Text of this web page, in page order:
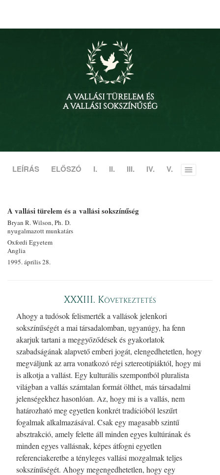
A VALLÁSI TÜRELEM ÉS
A VALLÁSI SOKSZÍNŰSÉG
LEÍRÁS ELŐSZÓ I. II. III. IV. V. Toggle
A vallási türelem és a vallási sokszínűség
Bryan R. Wilson, Ph. D.
nyugalmazott munkatárs
Oxfordi Egyetem
Anglia
1995. április 28.
XXXIII. Következtetés
Ahogy a tudósok felismerték a vallások jelenkori
sokszínűségét a mai társadalomban, ugyanúgy, ha fenn
akarjuk tartani a meggyőződések és gyakorlatok
szabadságának alapvető emberi jogát, elengedhetetlen, hogy
megváljunk az arra vonatkozó régi sztereotípiáktól, hogy mi
is alkotja a vallást. Egy kulturális szempontból pluralista
világban a vallás számtalan formát ölthet, más társadalmi
jelenségekhez hasonlóan. Az, hogy mi is a vallás, nem
határozható meg egyetlen konkrét tradícióból leszűrt
fogalmak alkalmazásával. Csak egy magasabb szintű
absztrakció, amely felette áll minden egyes kultúrának és
minden egyes vallásnak, képes átfogni egyetlen
referenciakeretbe a tényleges vallási mozgalmak teljes
sokszínűségét. Ahogy megengedhetetlen, hogy egy